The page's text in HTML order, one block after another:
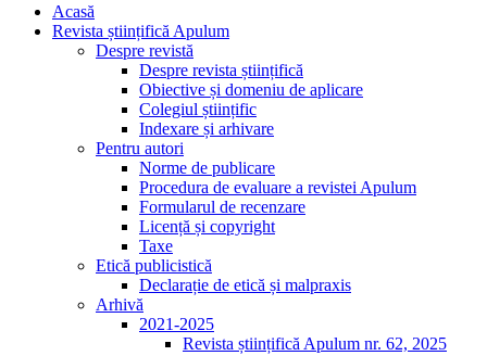
Acasă
Revista științifică Apulum
Despre revistă
Despre revista științifică
Obiective și domeniu de aplicare
Colegiul științific
Indexare și arhivare
Pentru autori
Norme de publicare
Procedura de evaluare a revistei Apulum
Formularul de recenzare
Licență și copyright
Taxe
Etică publicistică
Declarație de etică și malpraxis
Arhivă
2021-2025
Revista științifică Apulum nr. 62, 2025